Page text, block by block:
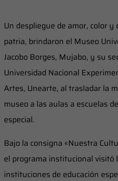
Un despliegue de amor, color y
patria, brindaron el Museo
Jacobo Borges, Mujabo, y su
Universidad Nacional
Artes, Unearte, al trasladar la
museo a las aulas a escuelas
especial.
Bajo la consigna «Nuestra
el programa institucional visitó
instituciones de educación